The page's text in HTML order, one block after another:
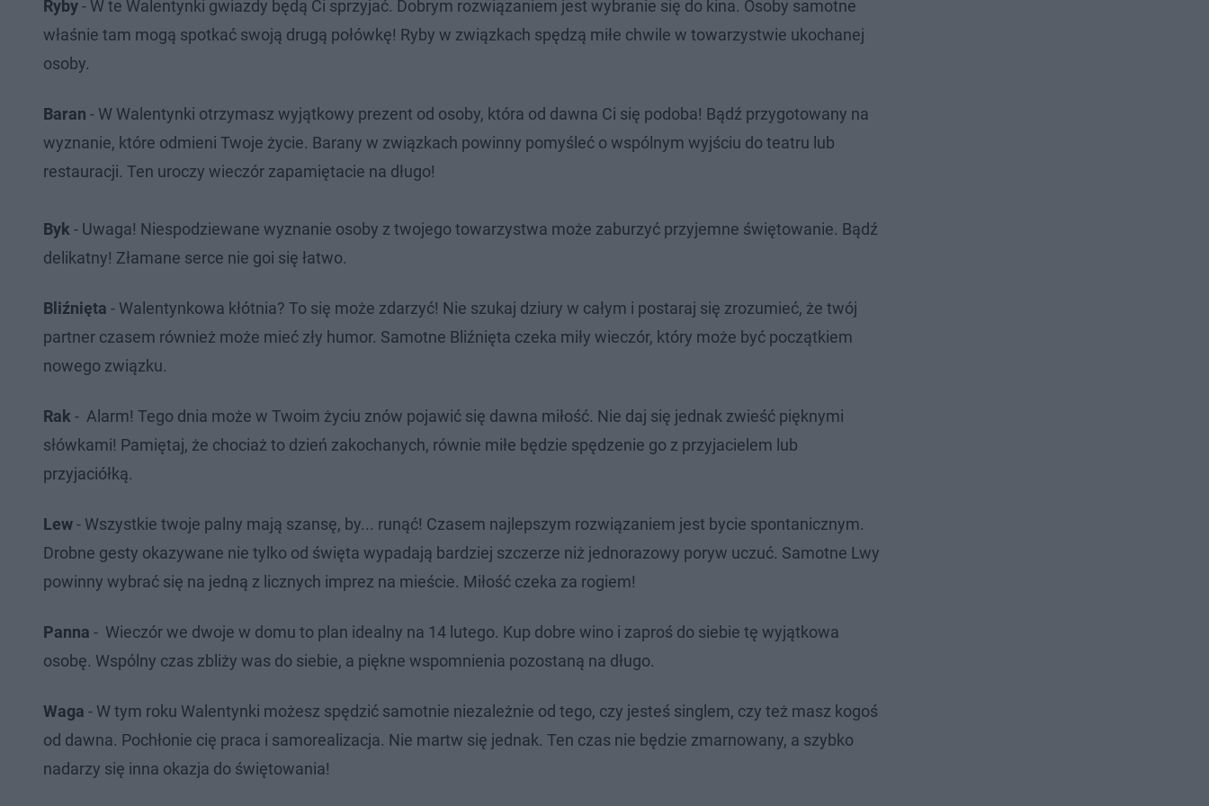
Ryby- W te Walentynki gwiazdy będą Ci sprzyjać. Dobrym rozwiązaniem jest wybranie się do kina. Osoby samotne
właśnie tam mogą spotkać swoją drugą połówkę! Ryby w związkach spędzą miłe chwile w towarzystwie ukochanej
osoby.
Baran - W Walentynki otrzymasz wyjątkowy prezent od osoby, która od dawna Ci się podoba! Bądź przygotowany na
wyznanie, które odmieni Twoje życie. Barany w związkach powinny pomyśleć o wspólnym wyjściu do teatru lub
restauracji. Ten uroczy wieczór zapamiętacie na długo!
Byk - Uwaga! Niespodziewane wyznanie osoby z twojego towarzystwa może zaburzyć przyjemne świętowanie. Bądź
delikatny! Złamane serce nie goi się łatwo.
Bliźnięta - Walentynkowa kłótnia? To się może zdarzyć! Nie szukaj dziury w całym i postaraj się zrozumieć, że twój
partner czasem również może mieć zły humor. Samotne Bliźnięta czeka miły wieczór, który może być początkiem
nowego związku.
Rak - Alarm! Tego dnia może w Twoim życiu znów pojawić się dawna miłość. Nie daj się jednak zwieść pięknymi
słówkami! Pamiętaj, że chociaż to dzień zakochanych, równie miłe będzie spędzenie go z przyjacielem lub
przyjaciółką.
Lew- Wszystkie twoje palny mają szansę, by... runąć! Czasem najlepszym rozwiązaniem jest bycie spontanicznym.
Drobne gesty okazywane nie tylko od święta wypadają bardziej szczerze niż jednorazowy poryw uczuć. Samotne Lwy
powinny wybrać się na jedną z licznych imprez na mieście. Miłość czeka za rogiem!
Panna - Wieczór we dwoje w domu to plan idealny na 14 lutego. Kup dobre wino i zaproś do siebie tę wyjątkowa
osobę. Wspólny czas zbliży was do siebie, a piękne wspomnienia pozostaną na długo.
Waga - W tym roku Walentynki możesz spędzić samotnie niezależnie od tego, czy jesteś singlem, czy też masz kogoś
od dawna. Pochłonie cię praca i samorealizacja. Nie martw się jednak. Ten czas nie będzie zmarnowany, a szybko
nadarzy się inna okazja do świętowania!